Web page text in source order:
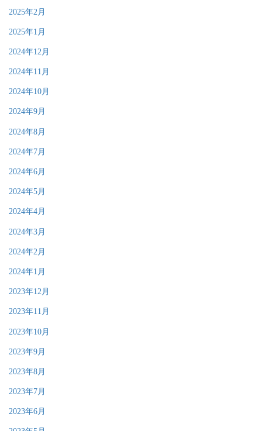
2025年2月
2025年1月
2024年12月
2024年11月
2024年10月
2024年9月
2024年8月
2024年7月
2024年6月
2024年5月
2024年4月
2024年3月
2024年2月
2024年1月
2023年12月
2023年11月
2023年10月
2023年9月
2023年8月
2023年7月
2023年6月